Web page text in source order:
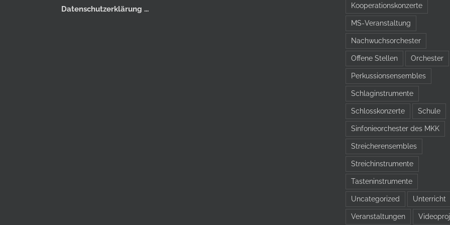
Datenschutzerklärung ... Kooperationskonzerte
MS-Veranstaltung
Nachwuchsorchester
Offene Stellen Orchester
Perkussionsensembles
Schlaginstrumente
Schlosskonzerte Schule
Sinfonieorchester des MKK
Streicherensembles
Streichinstrumente
Tasteninstrumente
Uncategorized Unterricht
Veranstaltungen